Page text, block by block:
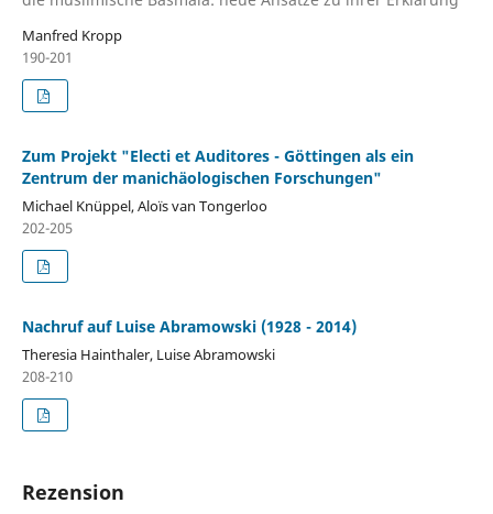
Manfred Kropp
190-201
Zum Projekt "Electi et Auditores - Göttingen als ein
Zentrum der manichäologischen Forschungen"
Michael Knüppel, Aloïs van Tongerloo
202-205
Nachruf auf Luise Abramowski (1928 - 2014)
Theresia Hainthaler, Luise Abramowski
208-210
Rezension